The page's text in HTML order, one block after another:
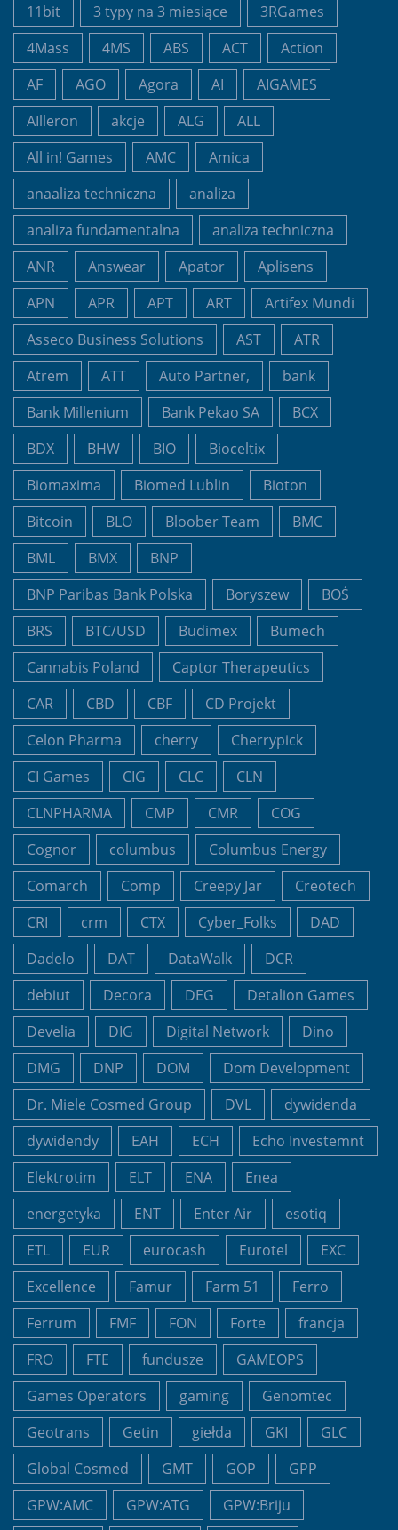
11bit
3 typy na 3 miesiące
3RGames
4Mass
4MS ABS ACT
Action
AF
AGO Agora AI
AIGAMES
AIlleron
akcje ALG
ALL
All in! Games
AMC
Amica
anaaliza techniczna
analiza
analiza fundamentalna
analiza techniczna
ANR
Answear Apator
Aplisens
APN
APR APT ART
Artifex Mundi
Asseco Business Solutions
AST
ATR
Atrem
ATT Auto Partner,
bank
Bank Millenium
Bank Pekao SA
BCX
BDX
BHW BIO
Bioceltix
Biomaxima
Biomed Lublin
Bioton
Bitcoin
BLO Bloober Team
BMC
BML
BMX
BNP
BNP Paribas Bank Polska
Boryszew
BOŚ
BRS
BTC/USD Budimex
Bumech
Cannabis Poland
Captor Therapeutics
CAR
CBD CBF
CD Projekt
Celon Pharma
cherry
Cherrypick
CI Games
CIG CLC
CLN
CLNPHARMA
CMP CMR
COG
Cognor
columbus
Columbus Energy
Comarch
Comp Creepy Jar
Creotech
CRI
crm CTX Cyber_Folks
DAD
Dadelo
DAT DataWalk
DCR
debiut
Decora DEG
Detalion Games
Develia
DIG Digital Network
Dino
DMG
DNP DOM
Dom Development
Dr. Miele Cosmed Group
DVL
dywidenda
dywidendy
EAH ECH
Echo Investemnt
Elektrotim
ELT ENA
Enea
energetyka
ENT Enter Air
esotiq
ETL
EUR eurocash Eurotel
EXC
Excellence
Famur Farm 51
Ferro
Ferrum
FMF FON Forte
francja
FRO
FTE fundusze
GAMEOPS
Games Operators
gaming
Genomtec
Geotrans
Getin giełda GKI
GLC
Global Cosmed
GMT GOP
GPP
GPW:AMC
GPW:ATG GPW:Briju